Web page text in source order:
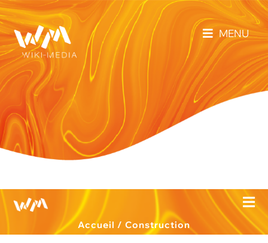
MENU
Accueil / Construction